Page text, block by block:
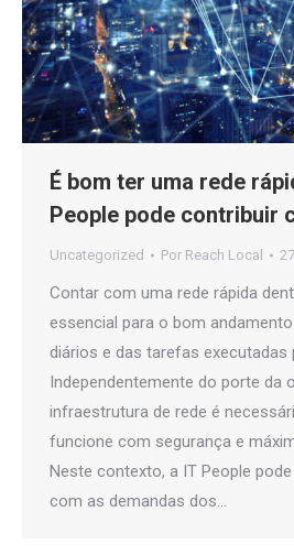
É bom ter uma rede
People pode contribuir
Uncategorized Por Reach Local
Contar com uma rede rápida
essencial para o bom
diários e das tarefas executadas
Independentemente do porte da
infraestrutura de rede é
funcione com segurança e
Neste contexto, a IT People
com as demandas dos…